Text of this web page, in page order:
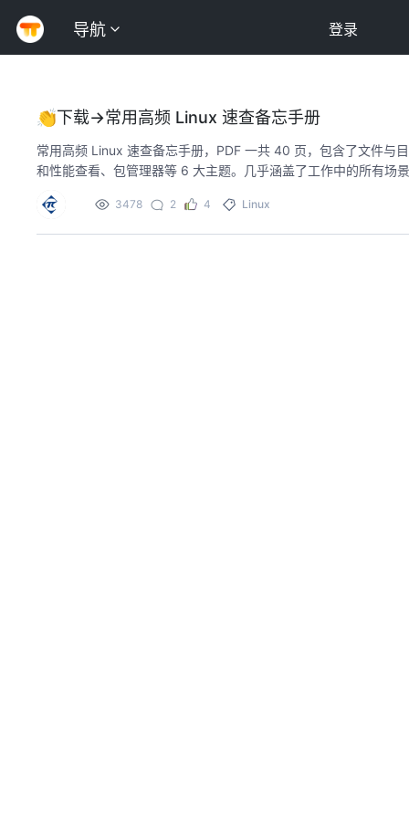
导航 登录
👏下载→常用高频 Linux 速查备忘手册
常用高频 Linux 速查备忘手册，PDF 一共 40 页，包含了文件与
和性能查看、包管理器等 6 大主题。几乎涵盖了工作中的所有场景
3478 2 4 Linux